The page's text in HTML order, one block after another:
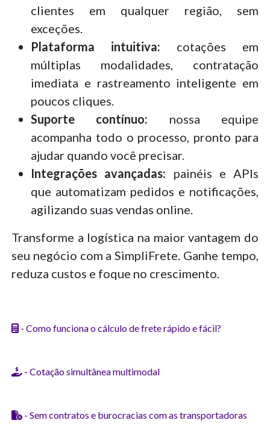
clientes em qualquer região, sem
exceções.
Plataforma intuitiva: cotações em
múltiplas modalidades, contratação
imediata e rastreamento inteligente em
poucos cliques.
Suporte contínuo: nossa equipe
acompanha todo o processo, pronto para
ajudar quando você precisar.
Integrações avançadas: painéis e APIs
que automatizam pedidos e notificações,
agilizando suas vendas online.
Transforme a logística na maior vantagem do
seu negócio com a SimpliFrete. Ganhe tempo,
reduza custos e foque no crescimento.
- Como funciona o cálculo de frete rápido e fácil?
- Cotação simultânea multimodal
- Sem contratos e burocracias com as transportadoras